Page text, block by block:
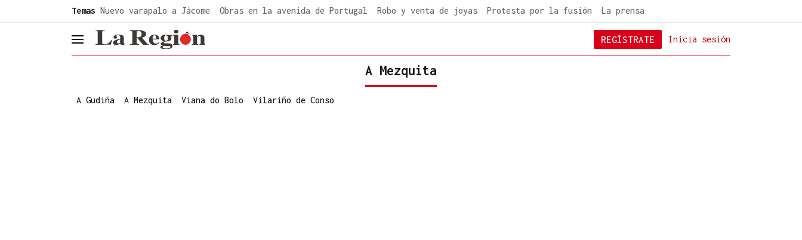
Temas Nuevo varapalo a Jácome Obras en la avenida de Portugal Robo y venta de joyas Protesta por la fusión La prensa
header.menu.open Inicia sesión
REGÍSTRATE
A Mezquita
A Gudiña A Mezquita Viana do Bolo Vilariño de Conso